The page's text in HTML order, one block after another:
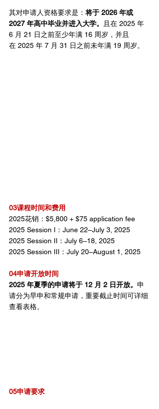
其对申请人资格要求是：将于 2026 年或
2027 年高中毕业并进入大学。
且在 2025 年
6 月 21 日之前至少年满 16 周岁，并且
在 2025 年 7 月 31 日之前未年满 19 周岁。
03课程时间和费用
2025花销：$5,800 + $75 application fee
2025 Session I：June 22–July 3, 2025
2025 Session II：July 6–18, 2025
2025 Session III：July 20–August 1, 2025
04申请开放时间
2025 年夏季的申请将于 12 月 2 日开放。 申
请分为早申和常规申请，重要截止时间可详细
查看表格。
05申请要求